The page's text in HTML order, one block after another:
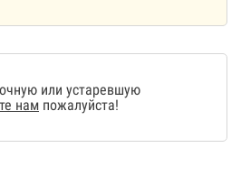
или устаревшую
нам пожалуйста!